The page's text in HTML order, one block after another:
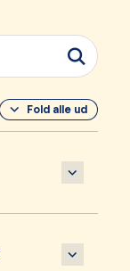
Fold alle ud